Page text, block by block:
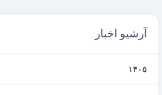
آرشیو اخبار
۱۴۰۵